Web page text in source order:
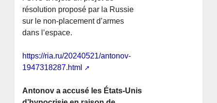
résolution proposé par la Russie
sur le non-placement d’armes
dans l’espace.
https://ria.ru/20240521/antonov-
1947318287.html
Antonov a accusé les États-Unis